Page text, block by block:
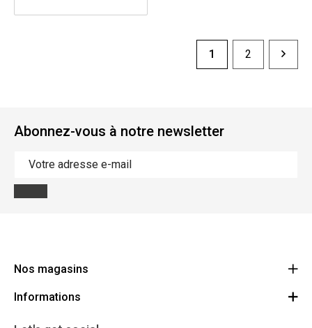
1 2
Abonnez-vous à notre newsletter
Nos magasins
Cycles Arnold Kontz Gare / Bonnevoie
Informations
Conditions générales